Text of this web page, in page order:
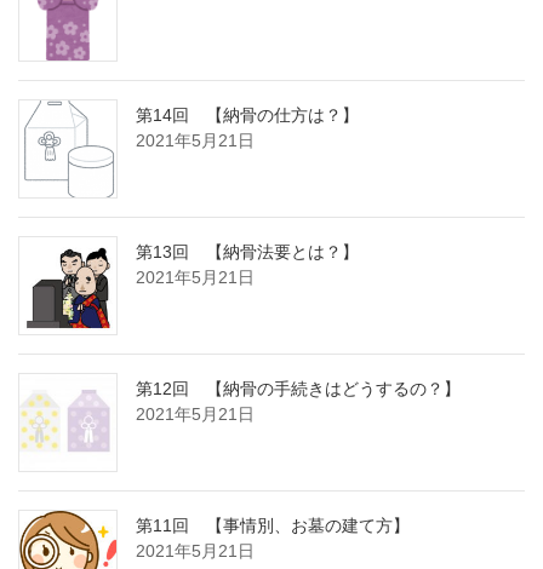
第14回 【納骨の仕方は？】
2021年5月21日
第13回 【納骨法要とは？】
2021年5月21日
第12回 【納骨の手続きはどうするの？】
2021年5月21日
第11回 【事情別、お墓の建て方】
2021年5月21日